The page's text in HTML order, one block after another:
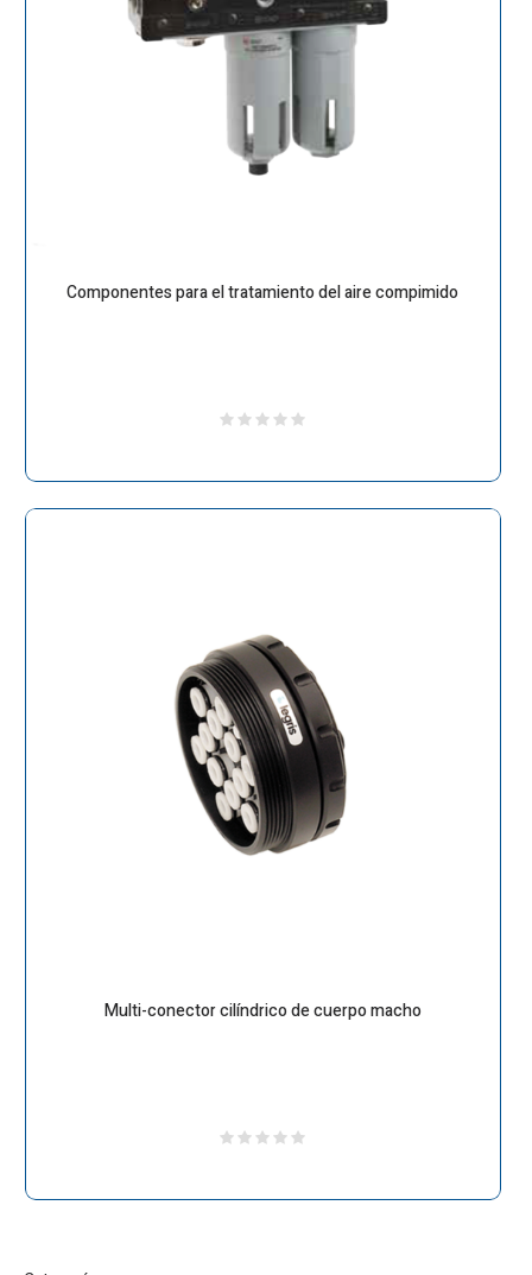
Componentes para el tratamiento del aire compimido
Multi-conector cilíndrico de cuerpo macho